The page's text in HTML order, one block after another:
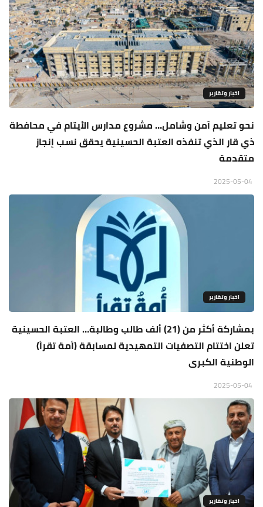
اخبار وتقارير
نحو تعليم آمن وشامل… مشروع مدارس الأيتام في محافطة
ذي قار الذي تنفذه العتبة الحسينية يحقق نسب إنجاز
متقدمة
اخبار وتقارير
بمشاركة أكثر من (21) ألف طالب وطالبة… العتبة الحسينية
تعلن اختتام التصفيات التمهيدية لمسابقة (أمة تقرأ)
الوطنية الكبرى
اخبار وتقارير